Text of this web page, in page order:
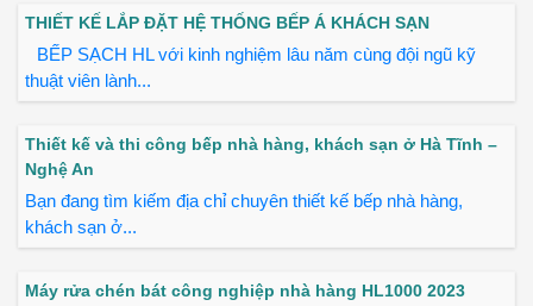
THIẾT KẾ LẮP ĐẶT HỆ THỐNG BẾP Á KHÁCH SẠN
BẾP SẠCH HL với kinh nghiệm lâu năm cùng đội ngũ kỹ
thuật viên lành...
Thiết kế và thi công bếp nhà hàng, khách sạn ở Hà Tĩnh –
Nghệ An
Bạn đang tìm kiếm địa chỉ chuyên thiết kế bếp nhà hàng,
khách sạn ở...
Máy rửa chén bát công nghiệp nhà hàng HL1000 2023